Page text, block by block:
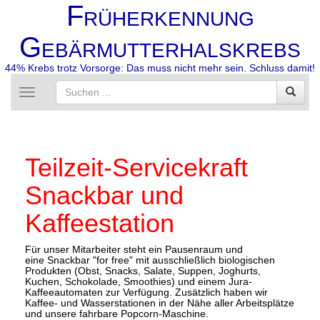
FRÜHERKENNUNG
GEBÄRMUTTERHALSKREBS
44% Krebs trotz Vorsorge: Das muss nicht mehr sein. Schluss damit!
Toggle
navigation
Teilzeit-Servicekraft
Snackbar und
Kaffeestation
Für unser Mitarbeiter steht ein Pausenraum und
eine Snackbar "for free" mit ausschließlich biologischen
Produkten (Obst, Snacks, Salate, Suppen, Joghurts,
Kuchen, Schokolade, Smoothies) und einem Jura-
Kaffeeautomaten zur Verfügung. Zusätzlich haben wir
Kaffee- und Wasserstationen in der Nähe aller Arbeitsplätze
und unsere fahrbare Popcorn-Maschine.